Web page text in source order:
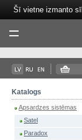
Menu
Katalogs
Apsardzes sistēmas
Satel
Paradox
Šī vietne izmanto